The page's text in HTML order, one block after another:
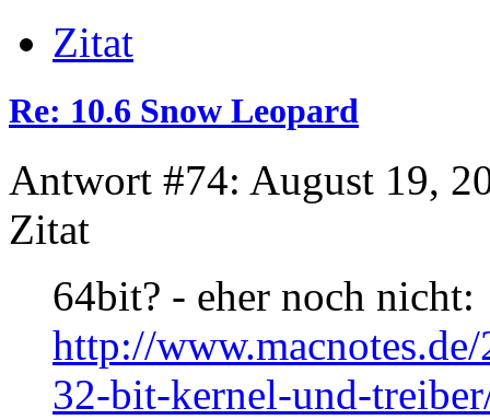
Zitat
Re: 10.6 Snow Leopard
Antwort #74: August 19,
Zitat
64bit? - eher noch nicht:
http://
32-bit-kernel-und-